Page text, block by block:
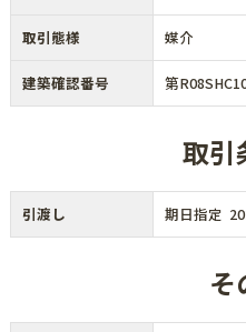
取引態様 媒介
建築確認番号 第
取引
引渡し 期日指定
そ